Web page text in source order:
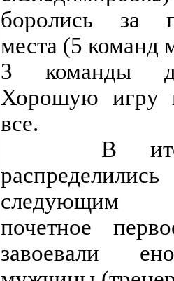
боролись за
места (5 команд
3 команды
Хорошую игру
все.
В
распределились
следующим
почетное
завоевали